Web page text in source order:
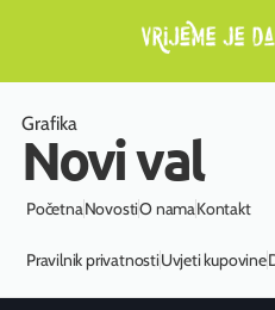
Grafika
Novi val
PočetnaNovostiO namaKontakt
Pravilnik privatnostiUvjeti kupovine